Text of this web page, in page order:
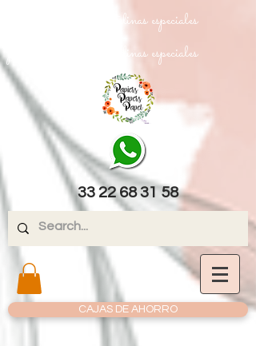
papel texturizado cartulinas especiales
papel texturizado cartulinas especiales
33 22 68 31 58
CAJAS DE AHORRO